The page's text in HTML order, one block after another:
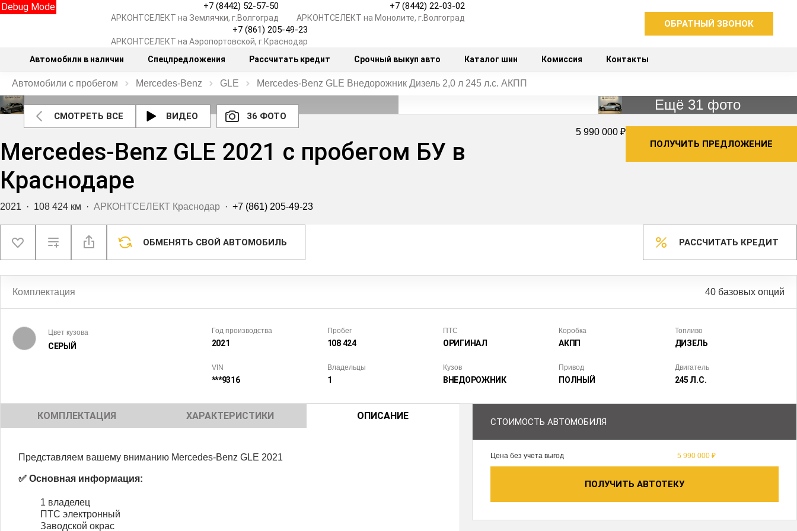
Debug Mode +7 (8442) 52-57-50
АРКОНТСЕЛЕКТ на Землячки, г.Волгоград
+7 (8442) 22-03-02
АРКОНТСЕЛЕКТ на Монолите, г.Волгоград
+7 (861) 205-49-23
АРКОНТСЕЛЕКТ на Аэропортовской, г.Краснодар
ОБРАТНЫЙ ЗВОНОК
Автомобили в наличии Спецпредложения Рассчитать кредит Срочный выкуп авто Каталог шин Комиссия Контакты
Автомобили с пробегом Mercedes‑Benz GLE Mercedes‑Benz GLE Внедорожник Дизель 2,0 л 245 л.с. АКПП
СМОТРЕТЬ ВСЕ ВИДЕО 36 ФОТО
Ещё 31 фото
Mercedes‑Benz GLE 2021 с пробегом БУ в
Краснодаре
5 990 000 ₽
2021 · 108 424 км · АРКОНТСЕЛЕКТ Краснодар · +7 (861) 205-49-23
ПОЛУЧИТЬ ПРЕДЛОЖЕНИЕ
ОБМЕНЯТЬ СВОЙ АВТОМОБИЛЬ РАССЧИТАТЬ КРЕДИТ
Комплектация 40 базовых опций
Цвет кузова
СЕРЫЙ
Год производства
2021
Пробег
108 424
ПТС
ОРИГИНАЛ
Коробка
АКПП
Топливо
ДИЗЕЛЬ
VIN
***9316
Владельцы
1
Кузов
ВНЕДОРОЖ­НИК
Привод
ПОЛНЫЙ
Двигатель
245 Л.С.
КОМПЛЕКТАЦИЯ ХАРАКТЕРИСТИКИ ОПИСАНИЕ
Представляем вашему вниманию Mercedes-Benz GLE 2021
✅ Основная информация:
1 владелец
ПТС электронный
Заводской окрас
СТОИМОСТЬ АВТОМОБИЛЯ
Цена без учета выгод 5 990 000 ₽
ПОЛУЧИТЬ АВТОТЕКУ